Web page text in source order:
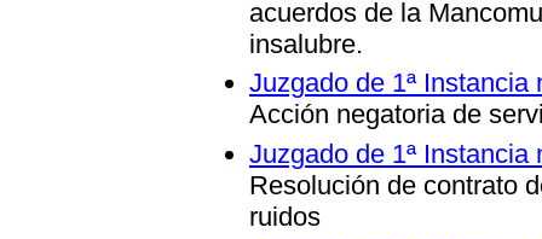
acuerdos de la
insalubre.
Juzgado de 1ª Instancia
Acción negatoria de
Juzgado de 1ª Instancia
Resolución de contrato
ruidos